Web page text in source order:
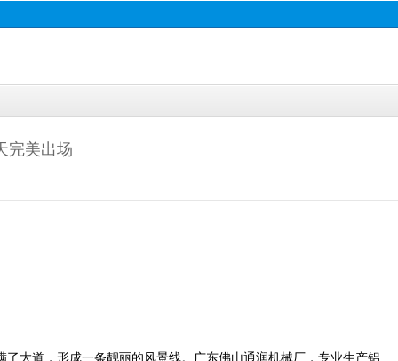
完美出场
大道，形成一条靓丽的风景线。广东佛山通润机械厂，专业生产铝